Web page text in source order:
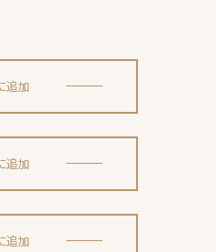
追加
追加
追加